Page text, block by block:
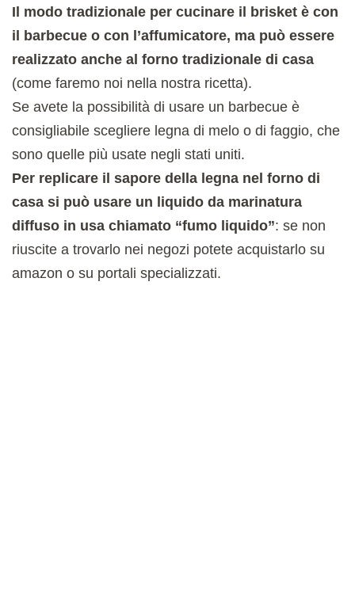
Il modo tradizionale per cucinare il brisket è con
il barbecue o con l’affumicatore, ma può essere
realizzato anche al forno tradizionale di casa
(come faremo noi nella nostra ricetta).
Se avete la possibilità di usare un barbecue è
consigliabile scegliere legna di melo o di faggio, che
sono quelle più usate negli stati uniti.
Per replicare il sapore della legna nel forno di
casa si può usare un liquido da marinatura
diffuso in usa chiamato “fumo liquido”: se non
riuscite a trovarlo nei negozi potete acquistarlo su
amazon o su portali specializzati.